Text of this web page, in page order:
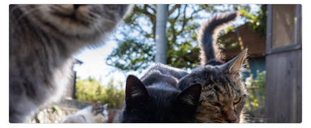
数
ス
ト
数
ね
数